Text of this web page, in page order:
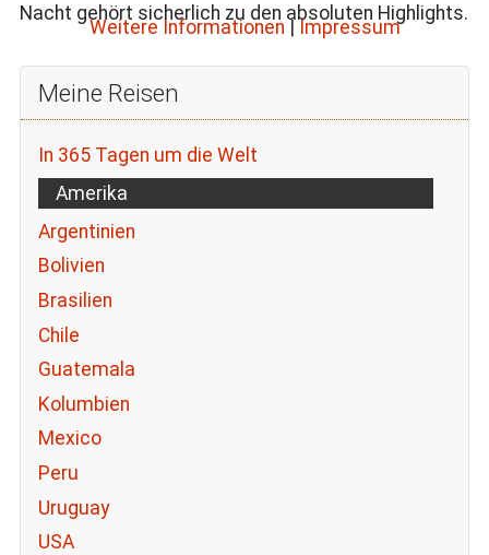
Nacht gehört sicherlich zu den absoluten Highlights.
Meine Reisen
In 365 Tagen um die Welt
Amerika
Argentinien
Bolivien
Brasilien
Chile
Guatemala
Kolumbien
Mexico
Peru
Uruguay
USA
Weitere Informationen |Impressum